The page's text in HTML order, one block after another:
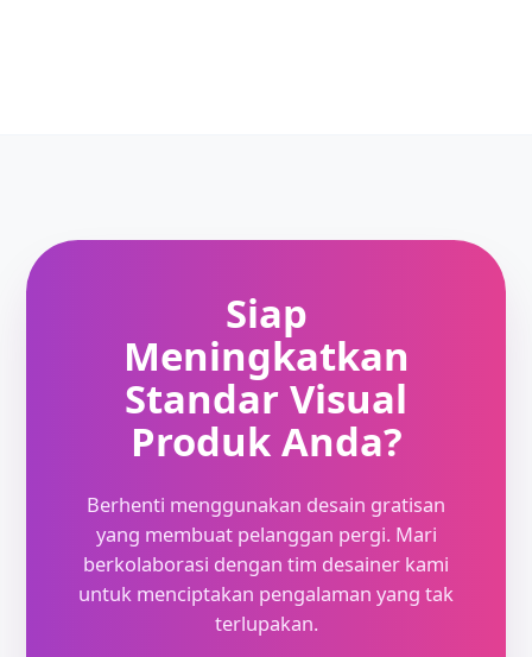
Siap
Meningkatkan
Standar Visual
Produk Anda?
Berhenti menggunakan desain gratisan
yang membuat pelanggan pergi. Mari
berkolaborasi dengan tim desainer kami
untuk menciptakan pengalaman yang tak
terlupakan.